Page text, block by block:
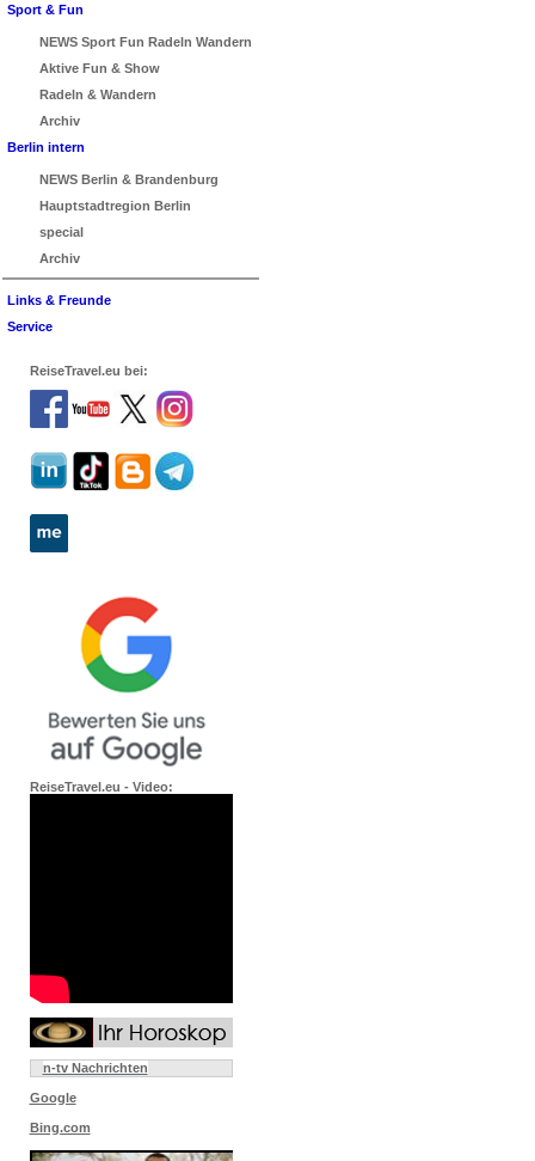
Sport & Fun
NEWS Sport Fun Radeln Wandern
Aktive Fun & Show
Radeln & Wandern
Archiv
Berlin intern
NEWS Berlin & Brandenburg
Hauptstadtregion Berlin
special
Archiv
Links & Freunde
Service
ReiseTravel.eu bei:
ReiseTravel.eu - Video:
n-tv Nachrichten
Google
Bing.com